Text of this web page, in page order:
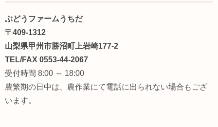
ぶどうファームうちだ
〒409-1312
山梨県甲州市勝沼町上岩崎177-2
TEL/FAX 0553-44-2067
受付時間 8:00 ～ 18:00
農繁期の日中は、農作業にて電話に出られない場合もござ
います。